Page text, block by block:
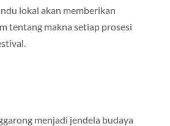
lokal akan memberikan
tentang makna setiap prosesi
menjadi jendela budaya